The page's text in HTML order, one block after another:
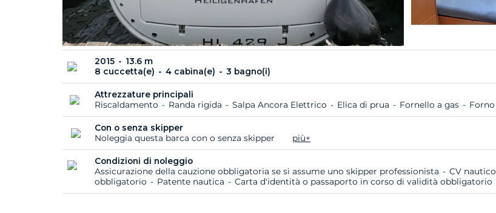
2015
13.6 m
8 cuccetta(e)
4 cabina(e) 3 bagno(i)
Attrezzature principali
Riscaldamento
Randa rigida Salpa Ancora Elettrico Elica di prua Fornello a gas Forno
Con o senza skipper
Noleggia questa barca con o senza skipper
più+
Condizioni di noleggio
Assicurazione della cauzione obbligatoria se si assume uno skipper professionista
CV nautico
obbligatorio
Patente nautica Carta d'identità o passaporto in corso di validità obbligatorio